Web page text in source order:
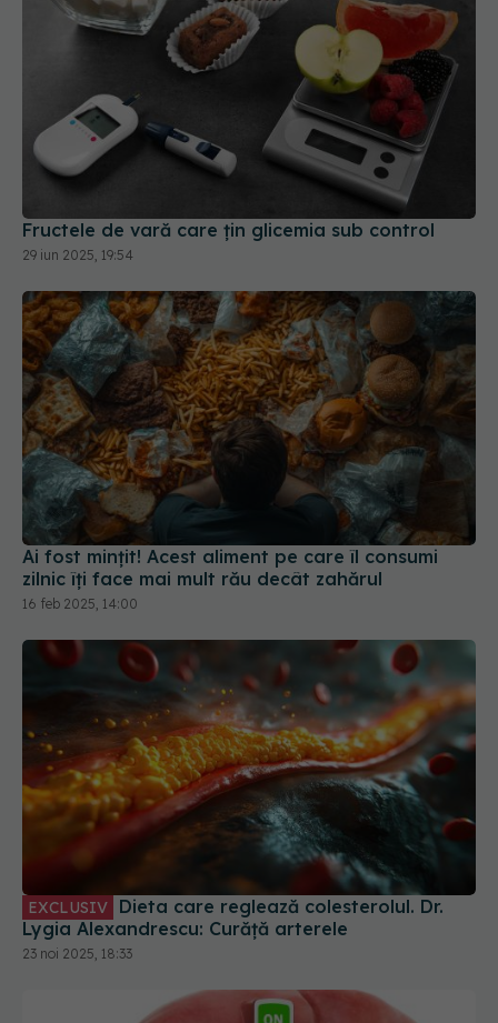
Fructele de vară care țin glicemia sub control
29 iun 2025, 19:54
Ai fost mințit! Acest aliment pe care îl consumi
zilnic îți face mai mult rău decât zahărul
16 feb 2025, 14:00
EXCLUSIV
Dieta care reglează colesterolul. Dr.
Lygia Alexandrescu: Curăță arterele
23 noi 2025, 18:33